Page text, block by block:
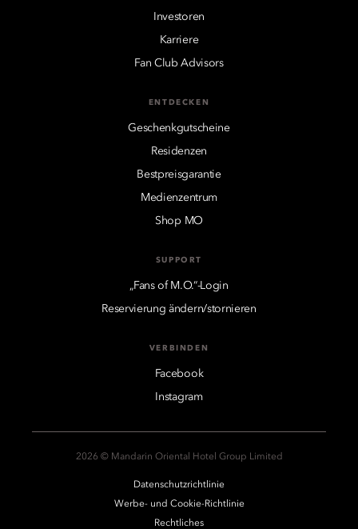
Investoren
Karriere
Fan Club Advisors
ENTDECKEN
Geschenkgutscheine
Residenzen
Bestpreisgarantie
Medienzentrum
Shop MO
SUPPORT
„Fans of M.O.“-Login
Reservierung ändern/stornieren
VERBINDEN
Facebook
Instagram
2026 © Mandarin Oriental Hotel Group Limited
Datenschutzrichtlinie
Werbe- und Cookie-Richtlinie
Rechtliches